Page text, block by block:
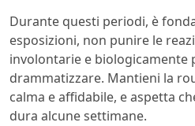
Durante questi periodi, è
esposizioni, non punire le
involontarie e biologicamente
drammatizzare. Mantieni la
calma e affidabile, e aspetta
dura alcune settimane.